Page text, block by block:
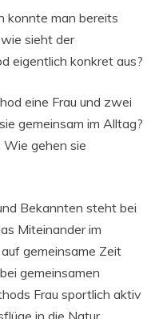
konnte man bereits
sieht der
eigentlich konkret aus?
eine Frau und zwei
gemeinsam im Alltag?
gehen sie
Bekannten steht bei
Miteinander im
gemeinsame Zeit
gemeinsamen
Frau sportlich aktiv